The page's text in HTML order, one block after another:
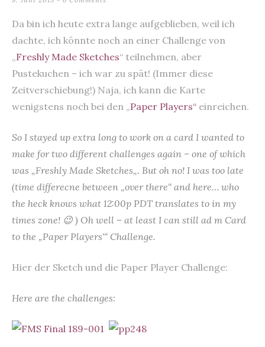
Da bin ich heute extra lange aufgeblieben, weil ich
dachte, ich könnte noch an einer Challenge von
„Freshly Made Sketches“ teilnehmen, aber
Pustekuchen – ich war zu spät! (Immer diese
Zeitverschiebung!) Naja, ich kann die Karte
wenigstens noch bei den „Paper Players“ einreichen.
So I stayed up extra long to work on a card I wanted to
make for two different challenges again – one of which
was „Freshly Made Sketches„. But oh no! I was too late
(time differecne between „over there“ and here… who
the heck knows what 12:00p PDT translates to in my
times zone! 😉 ) Oh well – at least I can still ad m Card
to the „Paper Players‘“ Challenge.
Hier der Sketch und die Paper Player Challenge:
Here are the challenges: